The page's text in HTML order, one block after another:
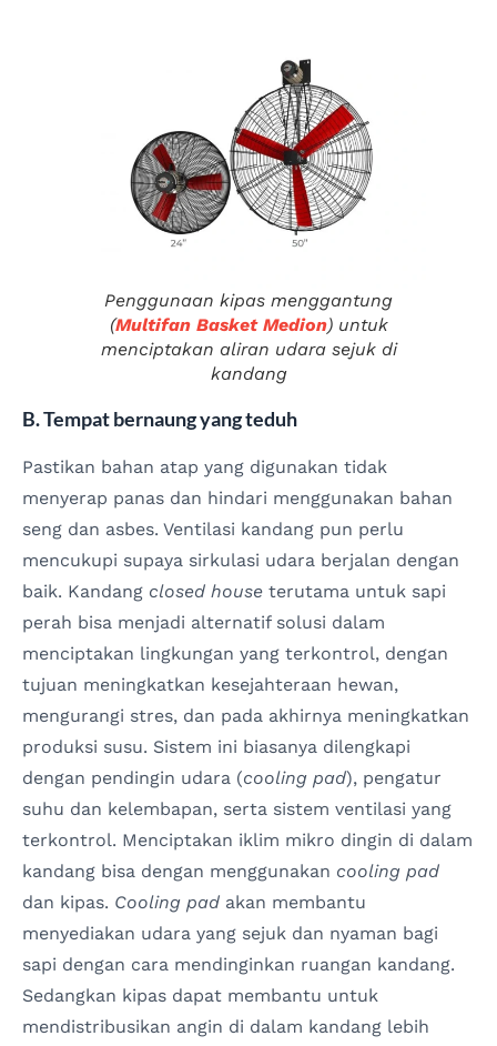
Penggunaan kipas menggantung
(Multifan Basket Medion) untuk
menciptakan aliran udara sejuk di
kandang
B. Tempat bernaung yang teduh
Pastikan bahan atap yang digunakan tidak
menyerap panas dan hindari menggunakan bahan
seng dan asbes. Ventilasi kandang pun perlu
mencukupi supaya sirkulasi udara berjalan dengan
baik. Kandang closed house terutama untuk sapi
perah bisa menjadi alternatif solusi dalam
menciptakan lingkungan yang terkontrol, dengan
tujuan meningkatkan kesejahteraan hewan,
mengurangi stres, dan pada akhirnya meningkatkan
produksi susu. Sistem ini biasanya dilengkapi
dengan pendingin udara (cooling pad), pengatur
suhu dan kelembapan, serta sistem ventilasi yang
terkontrol. Menciptakan iklim mikro dingin di dalam
kandang bisa dengan menggunakan cooling pad
dan kipas. Cooling pad akan membantu
menyediakan udara yang sejuk dan nyaman bagi
sapi dengan cara mendinginkan ruangan kandang.
Sedangkan kipas dapat membantu untuk
mendistribusikan angin di dalam kandang lebih